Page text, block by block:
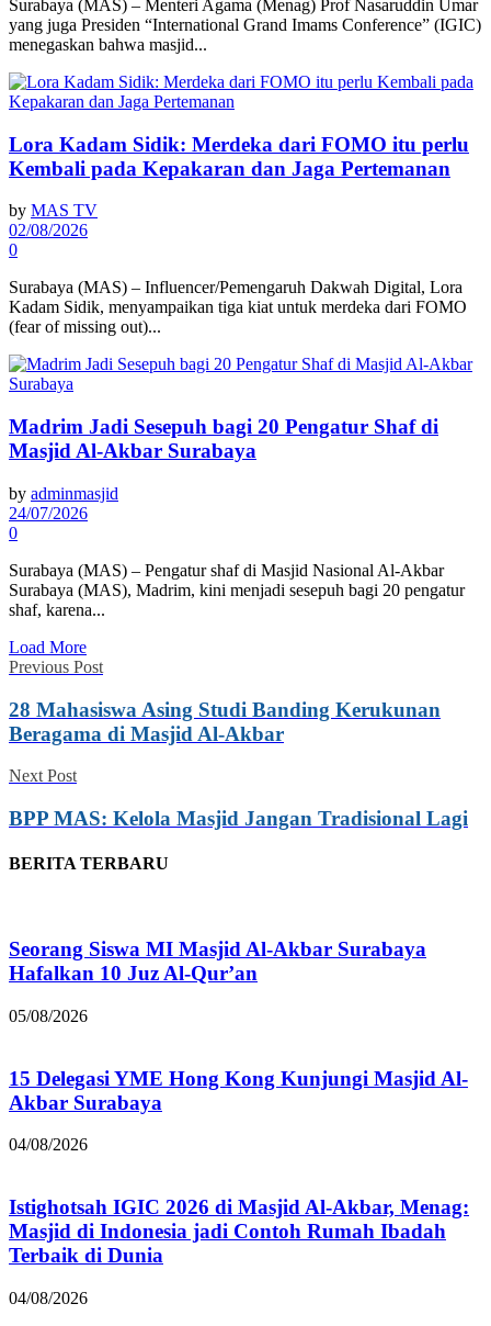
Surabaya (MAS) – Menteri Agama (Menag) Prof Nasaruddin Umar
yang juga Presiden “International Grand Imams Conference” (IGIC)
menegaskan bahwa masjid...
Lora Kadam Sidik: Merdeka dari FOMO itu perlu
Kembali pada Kepakaran dan Jaga Pertemanan
by MAS TV
02/08/2026
0
Surabaya (MAS) – Influencer/Pemengaruh Dakwah Digital, Lora
Kadam Sidik, menyampaikan tiga kiat untuk merdeka dari FOMO
(fear of missing out)...
Madrim Jadi Sesepuh bagi 20 Pengatur Shaf di
Masjid Al-Akbar Surabaya
by adminmasjid
24/07/2026
0
Surabaya (MAS) – Pengatur shaf di Masjid Nasional Al-Akbar
Surabaya (MAS), Madrim, kini menjadi sesepuh bagi 20 pengatur
shaf, karena...
Load More
Previous Post
28 Mahasiswa Asing Studi Banding Kerukunan
Beragama di Masjid Al-Akbar
Next Post
BPP MAS: Kelola Masjid Jangan Tradisional Lagi
BERITA TERBARU
Seorang Siswa MI Masjid Al-Akbar Surabaya
Hafalkan 10 Juz Al-Qur’an
05/08/2026
15 Delegasi YME Hong Kong Kunjungi Masjid Al-
Akbar Surabaya
04/08/2026
Istighotsah IGIC 2026 di Masjid Al-Akbar, Menag:
Masjid di Indonesia jadi Contoh Rumah Ibadah
Terbaik di Dunia
04/08/2026